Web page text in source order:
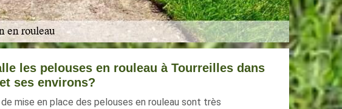
les pelouses en rouleau à Tourreilles dans
et ses environs?
mise en place des pelouses en rouleau sont très